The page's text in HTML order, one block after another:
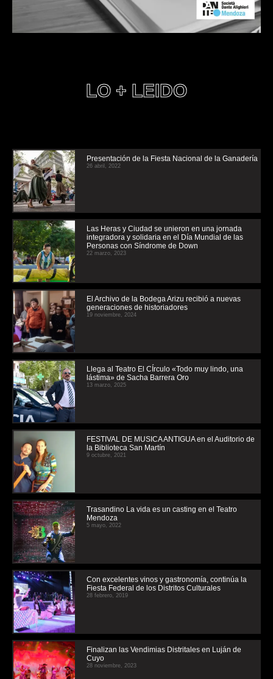
LO + LEIDO
Presentación de la Fiesta Nacional de la Ganadería
26 abril, 2022
Las Heras y Ciudad se unieron en una jornada
integradora y solidaria en el Día Mundial de las
Personas con Síndrome de Down
22 marzo, 2023
El Archivo de la Bodega Arizu recibió a nuevas
generaciones de historiadores
19 noviembre, 2024
Llega al Teatro El CÍrculo «Todo muy lindo, una
lástima» de Sacha Barrera Oro
13 marzo, 2025
FESTIVAL DE MUSICA ANTIGUA en el Auditorio de
la Biblioteca San Martín
9 octubre, 2021
Trasandino La vida es un casting en el Teatro
Mendoza
5 mayo, 2022
Con excelentes vinos y gastronomía, continúa la
Fiesta Federal de los Distritos Culturales
28 febrero, 2019
Finalizan las Vendimias Distritales en Luján de
Cuyo
28 noviembre, 2023